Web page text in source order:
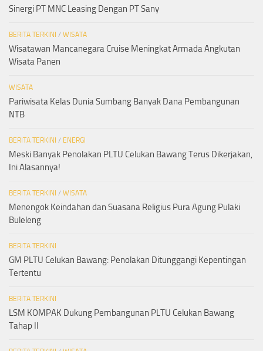
Sinergi PT MNC Leasing Dengan PT Sany
BERITA TERKINI / WISATA
Wisatawan Mancanegara Cruise Meningkat Armada Angkutan
Wisata Panen
WISATA
Pariwisata Kelas Dunia Sumbang Banyak Dana Pembangunan
NTB
BERITA TERKINI / ENERGI
Meski Banyak Penolakan PLTU Celukan Bawang Terus Dikerjakan,
Ini Alasannya!
BERITA TERKINI / WISATA
Menengok Keindahan dan Suasana Religius Pura Agung Pulaki
Buleleng
BERITA TERKINI
GM PLTU Celukan Bawang: Penolakan Ditunggangi Kepentingan
Tertentu
BERITA TERKINI
LSM KOMPAK Dukung Pembangunan PLTU Celukan Bawang
Tahap II